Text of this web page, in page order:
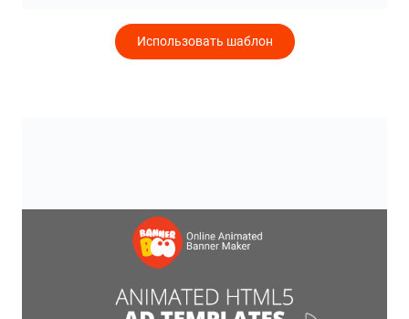
Использовать шаблон